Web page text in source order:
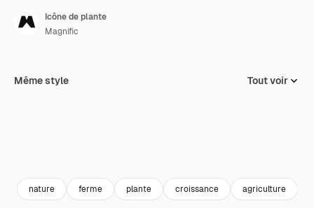
Icône de plante
Magnific
Même style Tout voir
nature ferme plante croissance agriculture